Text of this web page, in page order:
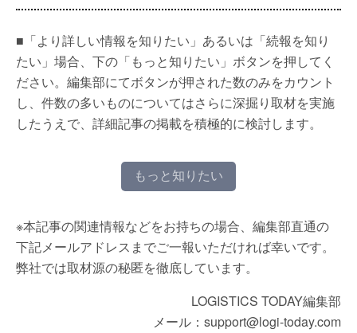
■「より詳しい情報を知りたい」あるいは「続報を知り
たい」場合、下の「もっと知りたい」ボタンを押してく
ださい。編集部にてボタンが押された数のみをカウント
し、件数の多いものについてはさらに深掘り取材を実施
したうえで、詳細記事の掲載を積極的に検討します。
もっと知りたい
※本記事の関連情報などをお持ちの場合、編集部直通の
下記メールアドレスまでご一報いただければ幸いです。
弊社では取材源の秘匿を徹底しています。
LOGISTICS TODAY編集部
メール：support@logi-today.com